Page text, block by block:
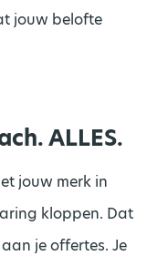
jouw belofte
ALLES.
jouw merk in
kloppen. Dat
je offertes. Je